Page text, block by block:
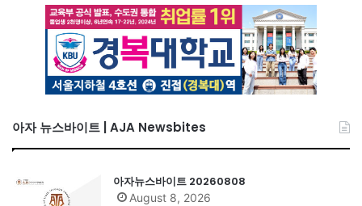
아자 뉴스바이트 | AJA Newsbites
아자뉴스바이트 20260808
August 8, 2026